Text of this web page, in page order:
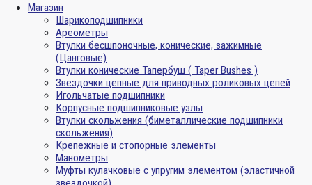
Магазин
Шарикоподшипники
Ареометры
Втулки бесшпоночные, конические, зажимные
(Цанговые)
Втулки конические Тапербуш ( Taper Bushes )
Звездочки цепные для приводных роликовых цепей
Игольчатые подшипники
Корпусные подшипниковые узлы
Втулки скольжения (биметаллические подшипники
скольжения)
Крепежные и стопорные элементы
Манометры
Муфты кулачковые с упругим элементом (эластичной